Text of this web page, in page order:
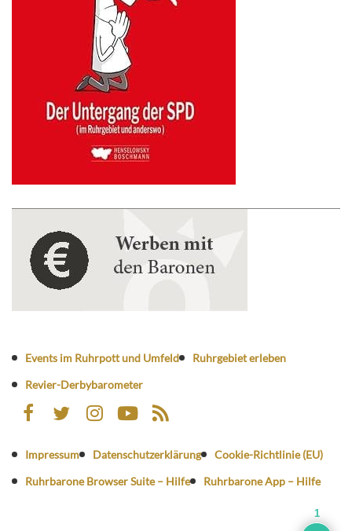
Events im Ruhrpott und Umfeld
Ruhrgebiet erleben
Revier-Derbybarometer
Impressum Datenschutzerklärung
Cookie-Richtlinie (EU)
Ruhrbarone Browser Suite – Hilfe
Ruhrbarone App – Hilfe
1